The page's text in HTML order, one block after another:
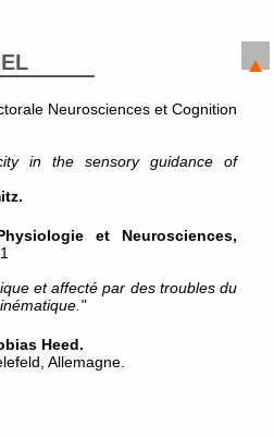
Neurosciences et Cognition
in the sensory guidance of
et Neurosciences,
et affecté par des troubles du
Heed.
Allemagne.